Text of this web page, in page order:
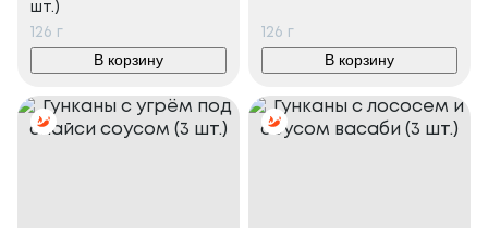
шт.)
126 г
В корзину
126 г
В корзину